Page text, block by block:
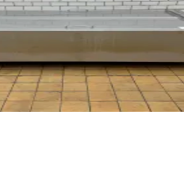
сталі для холодного